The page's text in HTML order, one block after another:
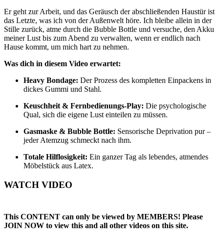
Er geht zur Arbeit, und das Geräusch der abschließenden Haustür ist
das Letzte, was ich von der Außenwelt höre. Ich bleibe allein in der
Stille zurück, atme durch die Bubble Bottle und versuche, den Akku
meiner Lust bis zum Abend zu verwalten, wenn er endlich nach
Hause kommt, um mich hart zu nehmen.
Was dich in diesem Video erwartet:
Heavy Bondage: Der Prozess des kompletten Einpackens in
dickes Gummi und Stahl.
Keuschheit & Fernbedienungs-Play: Die psychologische
Qual, sich die eigene Lust einteilen zu müssen.
Gasmaske & Bubble Bottle: Sensorische Deprivation pur –
jeder Atemzug schmeckt nach ihm.
Totale Hilflosigkeit: Ein ganzer Tag als lebendes, atmendes
Möbelstück aus Latex.
WATCH VIDEO
This CONTENT can only be viewed by MEMBERS! Please
JOIN NOW to view this and all other videos on this site.